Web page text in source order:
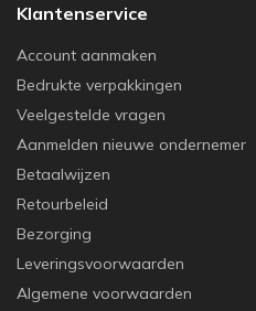
Klantenservice
Account aanmaken
Bedrukte verpakkingen
Veelgestelde vragen
Aanmelden nieuwe ondernemer
Betaalwijzen
Retourbeleid
Bezorging
Leveringsvoorwaarden
Algemene voorwaarden